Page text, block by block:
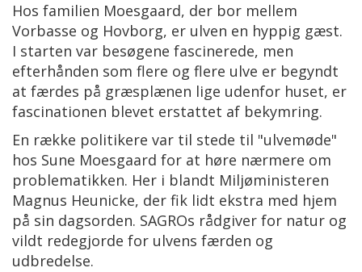
Hos familien Moesgaard, der bor mellem
Vorbasse og Hovborg, er ulven en hyppig gæst.
I starten var besøgene fascinerede, men
efterhånden som flere og flere ulve er begyndt
at færdes på græsplænen lige udenfor huset, er
fascinationen blevet erstattet af bekymring.
En række politikere var til stede til "ulvemøde"
hos Sune Moesgaard for at høre nærmere om
problematikken. Her i blandt Miljøministeren
Magnus Heunicke, der fik lidt ekstra med hjem
på sin dagsorden. SAGROs rådgiver for natur og
vildt redegjorde for ulvens færden og
udbredelse.